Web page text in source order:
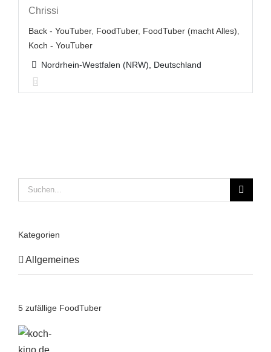
Chrissi
Back - YouTuber, FoodTuber, FoodTuber (macht Alles),
Koch - YouTuber
Nordrhein-Westfalen (NRW), Deutschland
Suche
nach:
Kategorien
Allgemeines
5 zufällige FoodTuber